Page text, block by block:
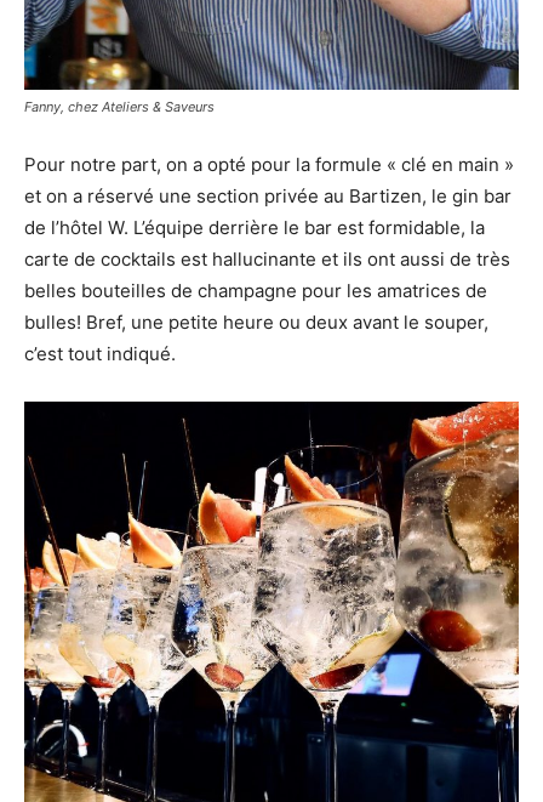
Fanny, chez Ateliers & Saveurs
Pour notre part, on a opté pour la formule « clé en main »
et on a réservé une section privée au Bartizen, le gin bar
de l’hôtel W. L’équipe derrière le bar est formidable, la
carte de cocktails est hallucinante et ils ont aussi de très
belles bouteilles de champagne pour les amatrices de
bulles! Bref, une petite heure ou deux avant le souper,
c’est tout indiqué.